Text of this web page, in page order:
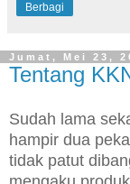
Berbagi
Jumat, Mei 23,
Tentang
Sudah lama
hampir dua
tidak patut